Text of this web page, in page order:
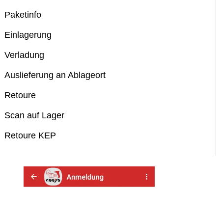
Paketinfo
Einlagerung
Verladung
Auslieferung an Ablageort
Retoure
Scan auf Lager
Retoure KEP